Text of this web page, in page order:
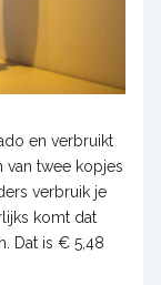
en verbruikt
van twee kopjes
verbruik je
komt dat
Dat is € 5,48